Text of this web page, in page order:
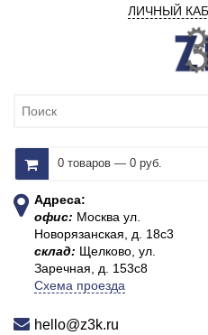
ЛИЧНЫЙ
0 товаров — 0 руб.
Адреса:
офис: Москва ул.
Новорязанская, д. 18с3
склад: Щелково, ул.
Заречная, д. 153с8
Схема проезда
hello@z3k.ru